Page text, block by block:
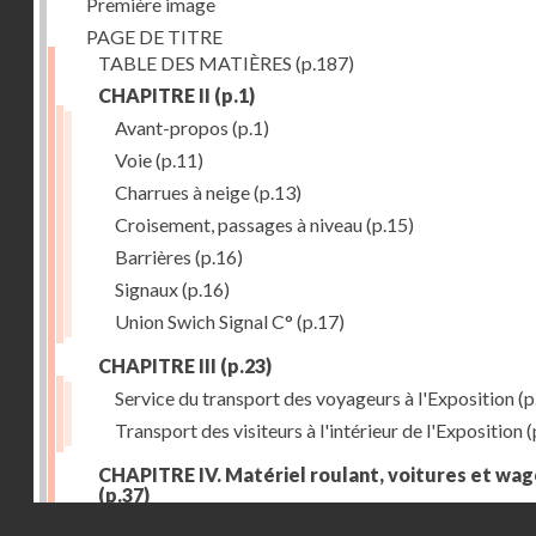
PAGE DE TITRE
TABLE DES MATIÈRES (p.187)
CHAPITRE II (p.1)
Avant-propos (p.1)
Voie(p.11)
Charrues à neige(p.13)
Croisement, passages à niveau(p.15)
Barrières (p.16)
Signaux(p.16)
Union Swich Signal C° (p.17)
CHAPITRE III (p.23)
Service du transport des voyageurs à l'Exposition
Transport des visiteurs à l'intérieur de l'Exposition
CHAPITRE IV. Matériel roulant, voitures et
(p.37)